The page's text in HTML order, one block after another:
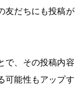
友だちにも投稿が
で、その投稿内容
可能性もアップす